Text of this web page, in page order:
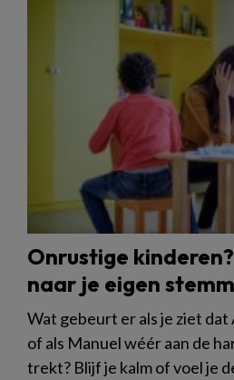
Onrustige
naar je eigen
Wat gebeurt er als je ziet
of als Manuel wéér aan de
trekt? Blijf je kalm of voel je